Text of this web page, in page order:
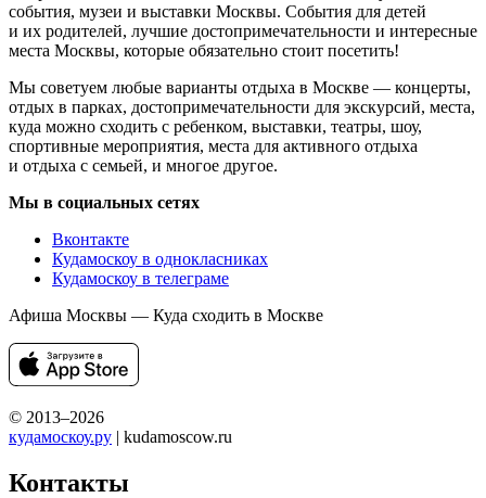
события, музеи и выставки Москвы. События для детей
и их родителей, лучшие достопримечательности и интересные
места Москвы, которые обязательно стоит посетить!
Мы советуем любые варианты отдыха в Москве — концерты,
отдых в парках, достопримечательности для экскурсий, места,
куда можно сходить с ребенком, выставки, театры, шоу,
спортивные мероприятия, места для активного отдыха
и отдыха с семьей, и многое другое.
Мы в социальных сетях
Вконтакте
Кудамоскоу в однокласниках
Кудамоскоу в телеграме
Афиша Москвы — Куда сходить в Москве
© 2013–2026
кудамоскоу.ру | kudamoscow.ru
Контакты